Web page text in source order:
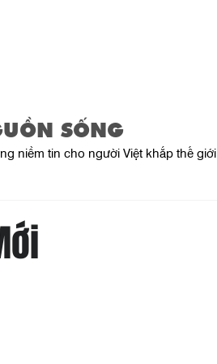
SỐNG
niềm tin cho người Việt khắp thế giới